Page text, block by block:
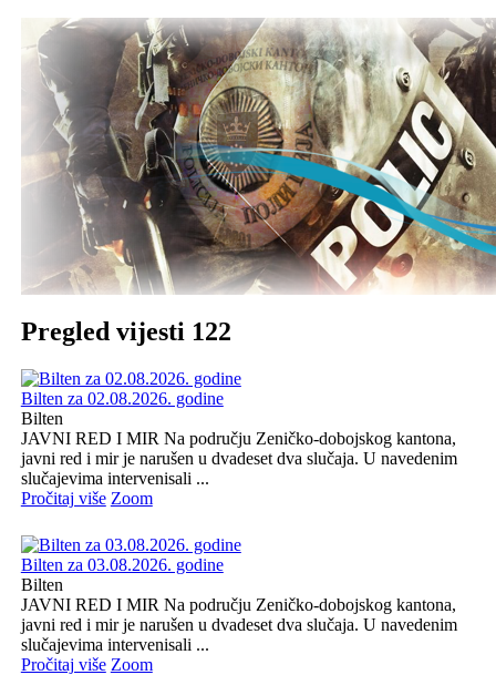
Pregled vijesti 122
Bilten za 02.08.2026. godine
Bilten
JAVNI RED I MIR Na području Zeničko-dobojskog kantona,
javni red i mir je narušen u dvadeset dva slučaja. U navedenim
slučajevima intervenisali ...
Pročitaj više Zoom
Bilten za 03.08.2026. godine
Bilten
JAVNI RED I MIR Na području Zeničko-dobojskog kantona,
javni red i mir je narušen u dvadeset dva slučaja. U navedenim
slučajevima intervenisali ...
Pročitaj više Zoom